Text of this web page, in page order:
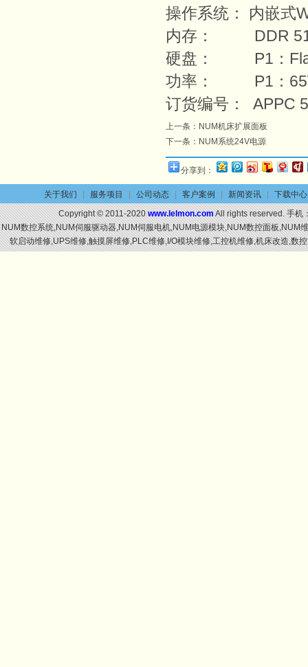
操作系统： 内嵌
内存： DDR
硬盘： P1：
功率： P1：
订货编号：
上一条： NUM机床扩展面板
下一条： NUM系统24V电源
分享到：
关于我们 服务项目 公司动态 客户案例 新闻资讯
下载中心
Copyright © 2011-2020www.lelmon.comAll rights reserved. 手机
NUM数控系统,NUM伺服驱动器,NUM伺服电机,NUM电源模块,NUM数控面板,NUM
软启动维修,UPS维修,触摸屏维修,PLC维修,I/O模块维修,工控机维修,机床改造,数